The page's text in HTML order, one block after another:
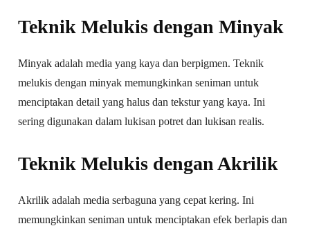
Teknik Melukis dengan Minyak
Minyak adalah media yang kaya dan berpigmen. Teknik
melukis dengan minyak memungkinkan seniman untuk
menciptakan detail yang halus dan tekstur yang kaya. Ini
sering digunakan dalam lukisan potret dan lukisan realis.
Teknik Melukis dengan Akrilik
Akrilik adalah media serbaguna yang cepat kering. Ini
memungkinkan seniman untuk menciptakan efek berlapis dan